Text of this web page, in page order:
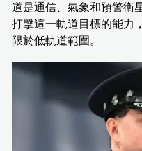
道是通信、氣象和預警衛
打擊這一軌道目標的能力
限於低軌道範圍。